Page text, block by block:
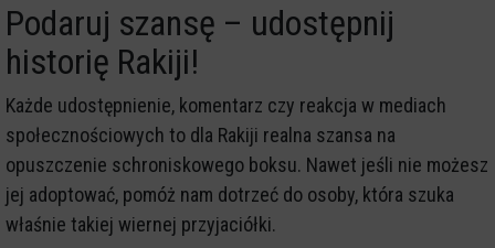
Podaruj szansę – udostępnij
historię Rakiji!
Każde udostępnienie, komentarz czy reakcja w mediach
społecznościowych to dla Rakiji realna szansa na
opuszczenie schroniskowego boksu. Nawet jeśli nie możesz
jej adoptować, pomóż nam dotrzeć do osoby, która szuka
właśnie takiej wiernej przyjaciółki.